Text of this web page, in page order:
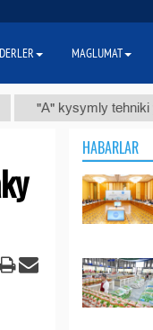
"А" kysymly tehniki ýody
HABARLAR
MAGLUMAT